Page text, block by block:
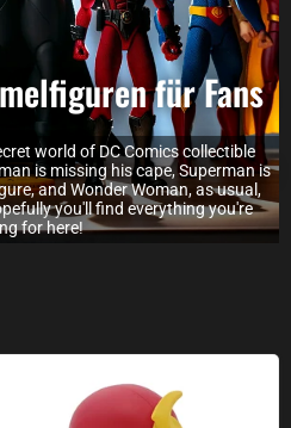
für Fans
world of DC Comics collectible
is missing his cape, Superman is
and Wonder Woman, as usual,
you'll find everything you're
for here!
figures